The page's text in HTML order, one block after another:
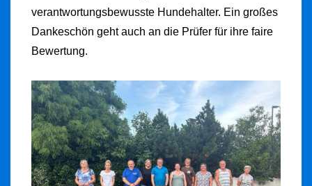
verantwortungsbewusste Hundehalter. Ein großes
Dankeschön geht auch an die Prüfer für ihre faire
Bewertung.